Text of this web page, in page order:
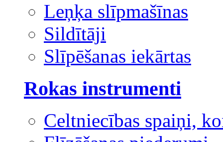
Leņķa slīpmašīnas
Sildītāji
Slīpēšanas iekārtas
Rokas instrumenti
Celtniecības spaiņi,